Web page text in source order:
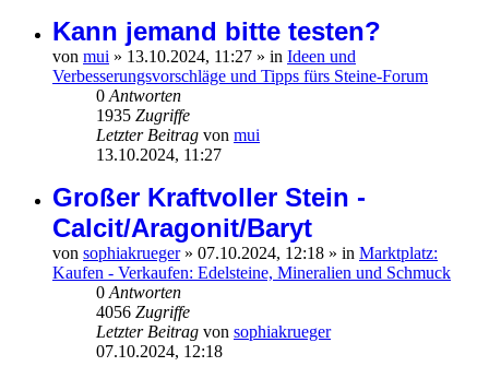
Kann jemand bitte testen?
von mui » 13.10.2024, 11:27 » in Ideen und
Verbesserungsvorschläge und Tipps fürs Steine-Forum
0 Antworten
1935 Zugriffe
Letzter Beitrag von mui
13.10.2024, 11:27
Großer Kraftvoller Stein -
Calcit/Aragonit/Baryt
von sophiakrueger» 07.10.2024, 12:18 » in Marktplatz:
Kaufen - Verkaufen: Edelsteine, Mineralien und Schmuck
0 Antworten
4056 Zugriffe
Letzter Beitrag von sophiakrueger
07.10.2024, 12:18